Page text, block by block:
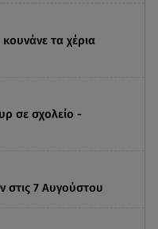
τα χέρια
σε σχολείο -
στις 7 Αυγούστου